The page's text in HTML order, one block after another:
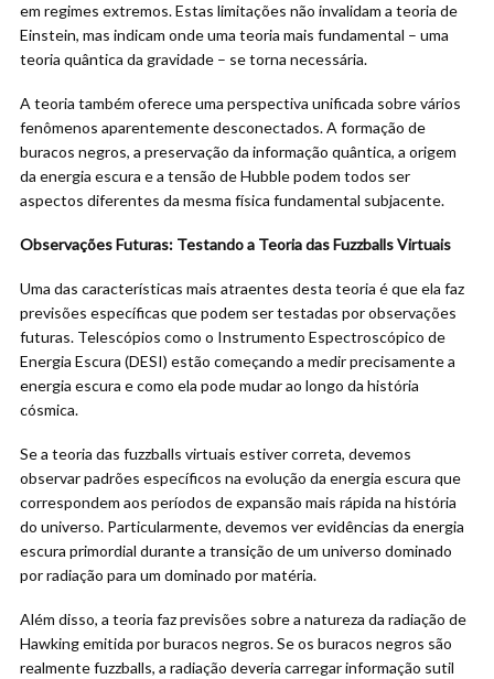
em regimes extremos. Estas limitações não invalidam a teoria de
Einstein, mas indicam onde uma teoria mais fundamental – uma
teoria quântica da gravidade – se torna necessária.
A teoria também oferece uma perspectiva unificada sobre vários
fenômenos aparentemente desconectados. A formação de
buracos negros, a preservação da informação quântica, a origem
da energia escura e a tensão de Hubble podem todos ser
aspectos diferentes da mesma física fundamental subjacente.
Observações Futuras: Testando a Teoria das Fuzzballs Virtuais
Uma das características mais atraentes desta teoria é que ela faz
previsões específicas que podem ser testadas por observações
futuras. Telescópios como o Instrumento Espectroscópico de
Energia Escura (DESI) estão começando a medir precisamente a
energia escura e como ela pode mudar ao longo da história
cósmica.
Se a teoria das fuzzballs virtuais estiver correta, devemos
observar padrões específicos na evolução da energia escura que
correspondem aos períodos de expansão mais rápida na história
do universo. Particularmente, devemos ver evidências da energia
escura primordial durante a transição de um universo dominado
por radiação para um dominado por matéria.
Além disso, a teoria faz previsões sobre a natureza da radiação de
Hawking emitida por buracos negros. Se os buracos negros são
realmente fuzzballs, a radiação deveria carregar informação sutil